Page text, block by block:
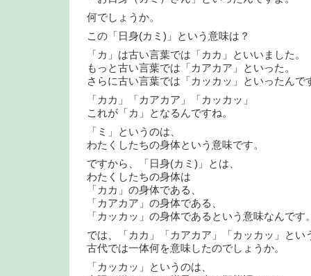
何でしょうか。
この「日身(カミ)」という意味は？
「カ」は古い言葉では「カカ」といいました。
もっと古い言葉では「カアカア」といった。
さらに古い言葉では「カッカッ」といったんで
「カカ」「カアカア」「カッカッ」
これが「カ」となるんですね。
「ミ」というのは、
わたくしたちの身体という意味です。
ですから、「日身(カミ)」とは、
わたくしたちの身体は
「カカ」の身体である、
「カアカア」の身体である、
「カッカッ」の身体であるという意味なんです
では、「カカ」「カアカア」「カッカッ」とい
古代では一体何を意味したのでしょうか。
「カッカッ」というのは、